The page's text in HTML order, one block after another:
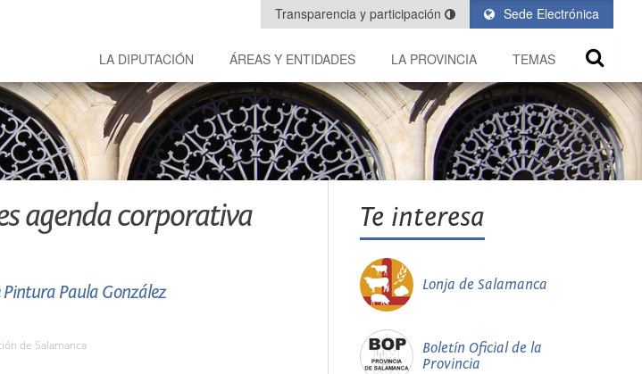
Sede Electrónica
Transparencia y participación
LA DIPUTACIÓN ÁREAS Y ENTIDADES LA PROVINCIA TEMAS
agenda corporativa
Paula González
de Salamanca
Te interesa
Lonja de Salamanca
Boletín Oficial de la
Provincia